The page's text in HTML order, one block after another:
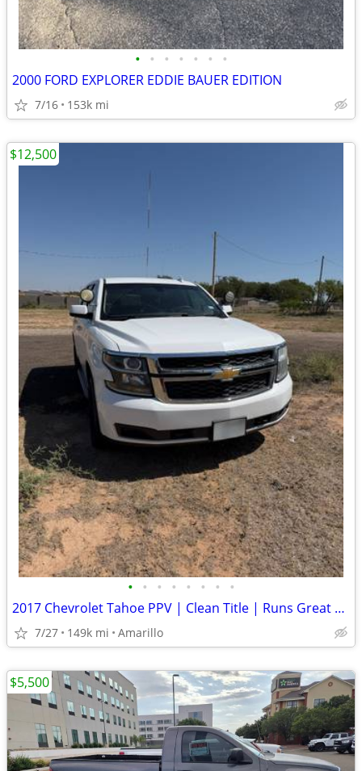
• • • • • • •
2000 FORD EXPLORER EDDIE BAUER EDITION
7/16 153k mi
• • • • • • • •
2017 Chevrolet Tahoe PPV | Clean Title | Runs Great | Cold A/C
7/27 149k mi Amarillo
$12,500
$5,500